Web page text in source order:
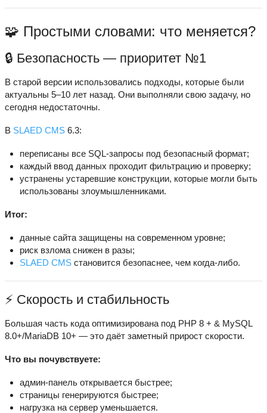
🧩 Простыми словами: что меняется?
🔒 Безопасность — приоритет №1
В старой версии использовались подходы, которые были
актуальны 5–10 лет назад. Они выполняли свою задачу, но
сегодня недостаточны.
В SLAED CMS 6.3:
переписаны все SQL-запросы под безопасный формат;
каждый ввод данных проходит фильтрацию и проверку;
устранены устаревшие конструкции, которые могли быть
использованы злоумышленниками.
Итог:
данные сайта защищены на современном уровне;
риск взлома снижен в разы;
SLAED CMS становится безопаснее, чем когда-либо.
⚡ Скорость и стабильность
Большая часть кода оптимизирована под PHP 8 + & MySQL
8.0+/MariaDB 10+ — это даёт заметный прирост скорости.
Что вы почувствуете:
админ-панель открывается быстрее;
страницы генерируются быстрее;
нагрузка на сервер уменьшается.